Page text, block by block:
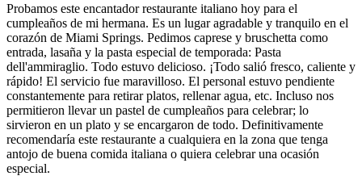
Probamos este encantador restaurante italiano hoy para el
cumpleaños de mi hermana. Es un lugar agradable y tranquilo en el
corazón de Miami Springs. Pedimos caprese y bruschetta como
entrada, lasaña y la pasta especial de temporada: Pasta
dell'ammiraglio. Todo estuvo delicioso. ¡Todo salió fresco, caliente y
rápido! El servicio fue maravilloso. El personal estuvo pendiente
constantemente para retirar platos, rellenar agua, etc. Incluso nos
permitieron llevar un pastel de cumpleaños para celebrar; lo
sirvieron en un plato y se encargaron de todo. Definitivamente
recomendaría este restaurante a cualquiera en la zona que tenga
antojo de buena comida italiana o quiera celebrar una ocasión
especial.